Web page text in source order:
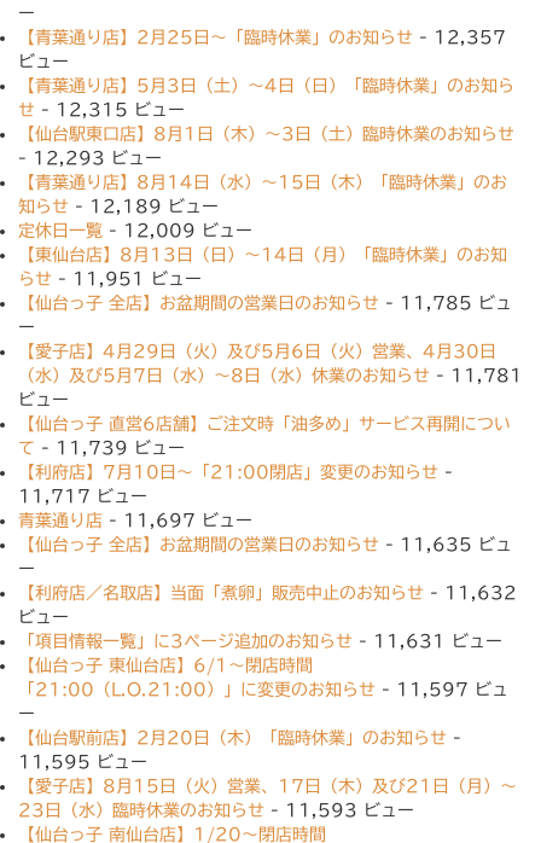
ー
【青葉通り店】2月25日〜「臨時休業」のお知らせ - 12,357
ビュー
【青葉通り店】5月3日（土）〜4日（日）「臨時休業」のお知ら
せ - 12,315 ビュー
【仙台駅東口店】8月1日（木）〜3日（土）臨時休業のお知らせ
- 12,293 ビュー
【青葉通り店】8月14日（水）〜15日（木）「臨時休業」のお
知らせ - 12,189 ビュー
定休日一覧 - 12,009 ビュー
【東仙台店】8月13日（日）〜14日（月）「臨時休業」のお知
らせ - 11,951 ビュー
【仙台っ子 全店】お盆期間の営業日のお知らせ - 11,785 ビュ
ー
【愛子店】4月29日（火）及び5月6日（火）営業、4月30日
（水）及び5月7日（水）〜8日（水）休業のお知らせ - 11,781
ビュー
【仙台っ子 直営6店舗】ご注文時「油多め」サービス再開につい
て - 11,739 ビュー
【利府店】7月10日〜「21:00閉店」変更のお知らせ -
11,717 ビュー
青葉通り店 - 11,697 ビュー
【仙台っ子 全店】お盆期間の営業日のお知らせ - 11,635 ビュ
ー
【利府店／名取店】当面「煮卵」販売中止のお知らせ - 11,632
ビュー
「項目情報一覧」に3ページ追加のお知らせ - 11,631 ビュー
【仙台っ子 東仙台店】6/1〜閉店時間
「21:00（L.O.21:00）」に変更のお知らせ - 11,597 ビュ
ー
【仙台駅前店】2月20日（木）「臨時休業」のお知らせ -
11,595 ビュー
【愛子店】8月15日（火）営業、17日（木）及び21日（月）〜
23日（水）臨時休業のお知らせ - 11,593 ビュー
【仙台っ子 南仙台店】1/20〜閉店時間